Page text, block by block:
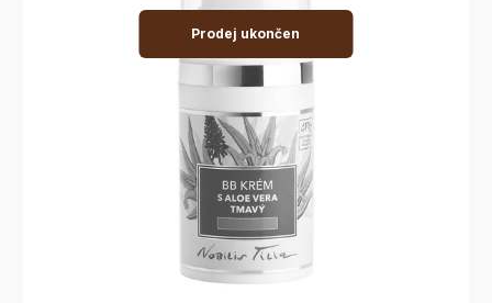
Prodej ukončen